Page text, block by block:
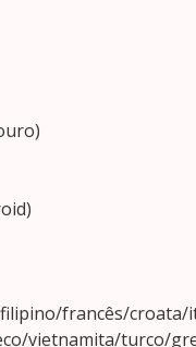
francês/
vietnamita/turco/